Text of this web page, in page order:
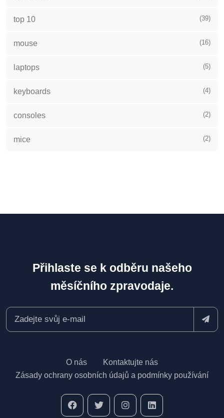
top 10 (39)
mouse (16)
laptops (5)
keyboards (4)
consoles (2)
mice (2)
Přihlaste se k odběru našeho
měsíčního zpravodaje.
O nás
Kontaktujte nás
Zásady ochrany osobních údajů a podmínky používání